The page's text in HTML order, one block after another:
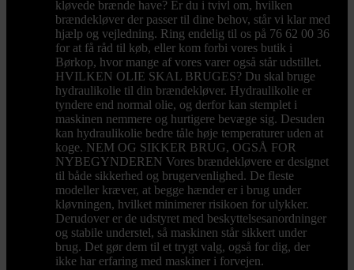
kløvede brænde have? Er du i tvivl om, hvilken
brændekløver der passer til dine behov, står vi klar med
hjælp og vejledning. Ring endelig til os på 76 62 00 36
for at få råd til køb, eller kom forbi vores butik i
Børkop, hvor mange af vores varer også står udstillet.
HVILKEN OLIE SKAL BRUGES? Du skal bruge
hydraulikolie til din brændekløver. Hydraulikolie er
tyndere end normal olie, og derfor kan stemplet i
maskinen nemmere og hurtigere bevæge sig. Desuden
kan hydraulikolie bedre tåle høje temperaturer uden at
koge. NEM OG SIKKER BRUG, OGSÅ FOR
NYBEGYNDEREN Vores brændekløvere er designet
til både sikkerhed og brugervenlighed. De fleste
modeller kræver, at begge hænder er i brug under
kløvningen, hvilket minimerer risikoen for ulykker.
Derudover er de udstyret med beskyttelsesanordninger
og stabile understel, så maskinen står sikkert under
brug. Det gør dem til et trygt valg, også for dig, der
ikke har erfaring med maskiner i forvejen.